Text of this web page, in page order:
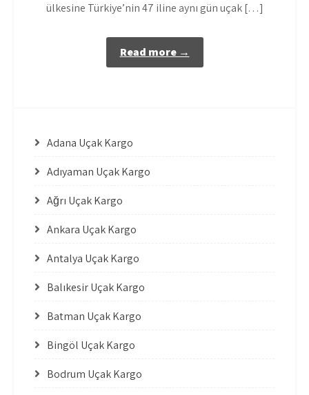
ülkesine Türkiye’nin 47 iline aynı gün uçak […]
Read more →
Adana Uçak Kargo
Adıyaman Uçak Kargo
Ağrı Uçak Kargo
Ankara Uçak Kargo
Antalya Uçak Kargo
Balıkesir Uçak Kargo
Batman Uçak Kargo
Bingöl Uçak Kargo
Bodrum Uçak Kargo